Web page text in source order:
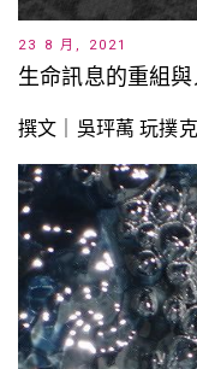
23 8 月, 2021
生命訊息的重組
撰文｜吳玶萭 玩撲